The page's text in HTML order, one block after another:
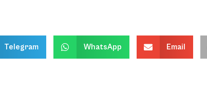
Telegram WhatsApp Email